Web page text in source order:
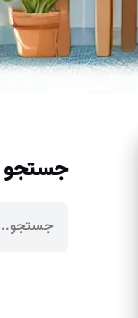
جستجو